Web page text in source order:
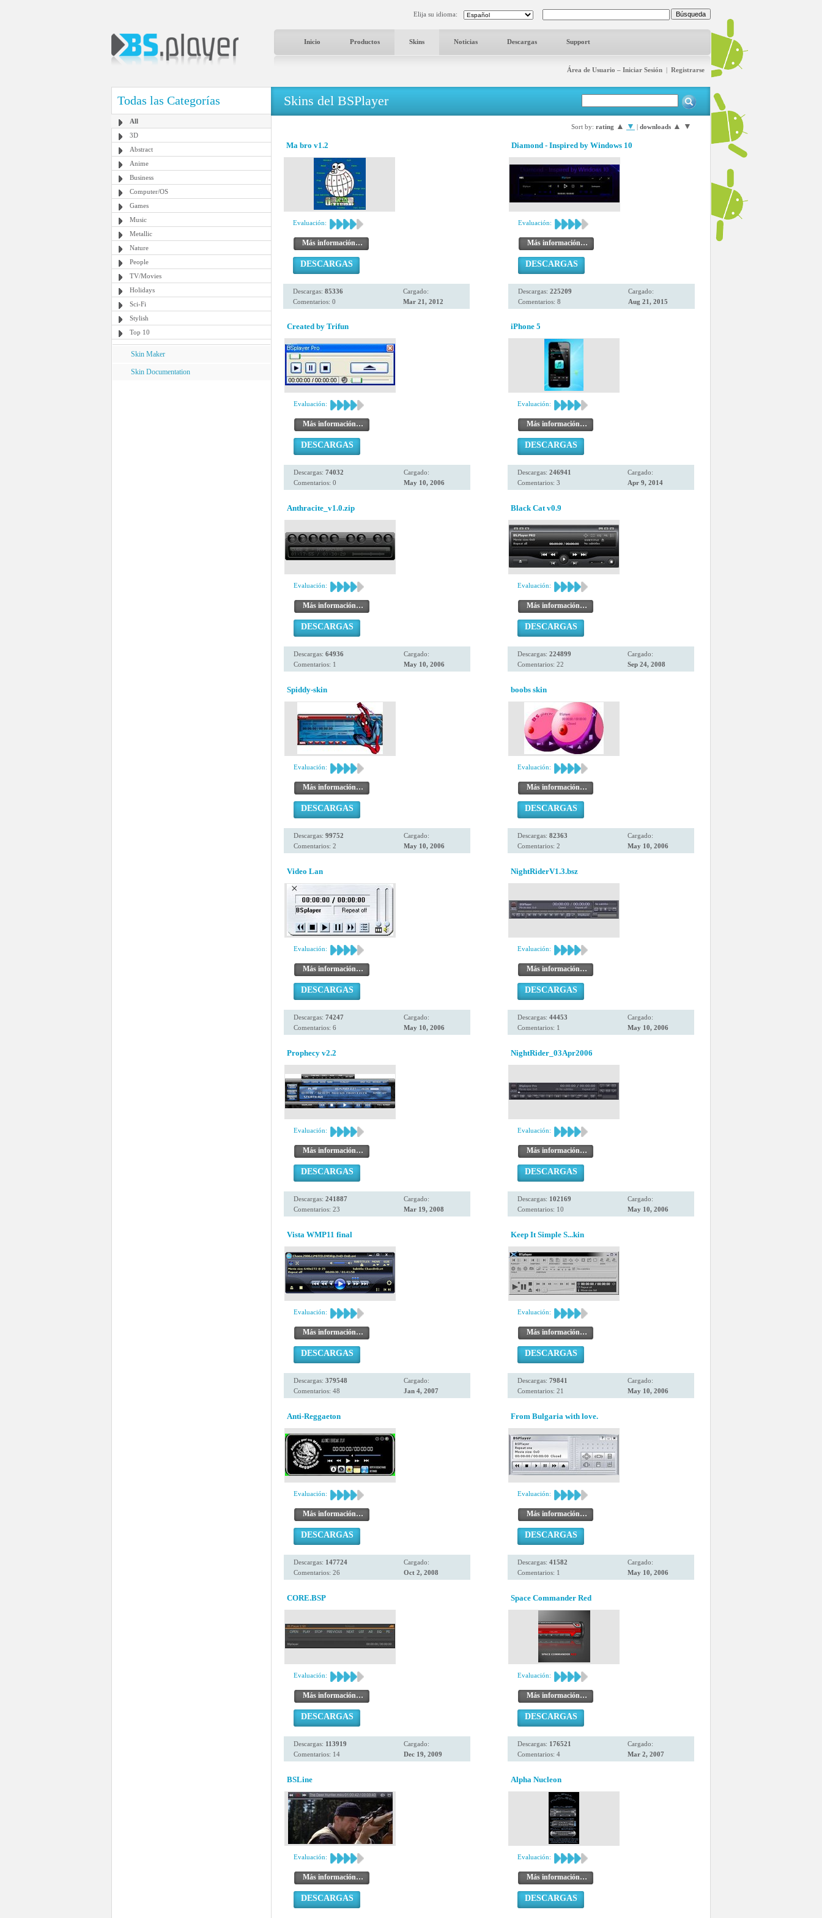
Elija su idioma:
Inicio Productos Skins Noticias Descargas Support
Área de Usuario – Iniciar Sesión | Registrarse
Todas las Categorías
All
3D
Abstract
Anime
Business
Computer/OS
Games
Music
Metallic
Nature
People
TV/Movies
Holidays
Sci-Fi
Stylish
Top 10
Skin Maker
Skin Documentation
Skins del BSPlayer
Sort by: rating ▲ ▼ | downloads ▲ ▼
Ma bro v1.2
Evaluación:
Más información…
DESCARGAS
Descargas: 85336
Comentarios: 0
Cargado:
Mar 21, 2012
Diamond - Inspired by Windows 10
Evaluación:
Más información…
DESCARGAS
Descargas: 225209
Comentarios: 8
Cargado:
Aug 21, 2015
Created by Trifun
Evaluación:
Más información…
DESCARGAS
Descargas: 74032
Comentarios: 0
Cargado:
May 10, 2006
iPhone 5
Evaluación:
Más información…
DESCARGAS
Descargas: 246941
Comentarios: 3
Cargado:
Apr 9, 2014
Anthracite_v1.0.zip
Evaluación:
Más información…
DESCARGAS
Descargas: 64936
Comentarios: 1
Cargado:
May 10, 2006
Black Cat v0.9
Evaluación:
Más información…
DESCARGAS
Descargas: 224899
Comentarios: 22
Cargado:
Sep 24, 2008
Spiddy-skin
Evaluación:
Más información…
DESCARGAS
Descargas: 99752
Comentarios: 2
Cargado:
May 10, 2006
boobs skin
Evaluación:
Más información…
DESCARGAS
Descargas: 82363
Comentarios: 2
Cargado:
May 10, 2006
Video Lan
Evaluación:
Más información…
DESCARGAS
Descargas: 74247
Comentarios: 6
Cargado:
May 10, 2006
NightRiderV1.3.bsz
Evaluación:
Más información…
DESCARGAS
Descargas: 44453
Comentarios: 1
Cargado:
May 10, 2006
Prophecy v2.2
Evaluación:
Más información…
DESCARGAS
Descargas: 241887
Comentarios: 23
Cargado:
Mar 19, 2008
NightRider_03Apr2006
Evaluación:
Más información…
DESCARGAS
Descargas: 102169
Comentarios: 10
Cargado:
May 10, 2006
Vista WMP11 final
Evaluación:
Más información…
DESCARGAS
Descargas: 379548
Comentarios: 48
Cargado:
Jan 4, 2007
Keep It Simple S...kin
Evaluación:
Más información…
DESCARGAS
Descargas: 79841
Comentarios: 21
Cargado:
May 10, 2006
Anti-Reggaeton
Evaluación:
Más información…
DESCARGAS
Descargas: 147724
Comentarios: 26
Cargado:
Oct 2, 2008
From Bulgaria with love.
Evaluación:
Más información…
DESCARGAS
Descargas: 41582
Comentarios: 1
Cargado:
May 10, 2006
CORE.BSP
Evaluación:
Más información…
DESCARGAS
Descargas: 113919
Comentarios: 14
Cargado:
Dec 19, 2009
Space Commander Red
Evaluación:
Más información…
DESCARGAS
Descargas: 176521
Comentarios: 4
Cargado:
Mar 2, 2007
BSLine
Evaluación:
Más información…
DESCARGAS
Alpha Nucleon
Evaluación:
Más información…
DESCARGAS